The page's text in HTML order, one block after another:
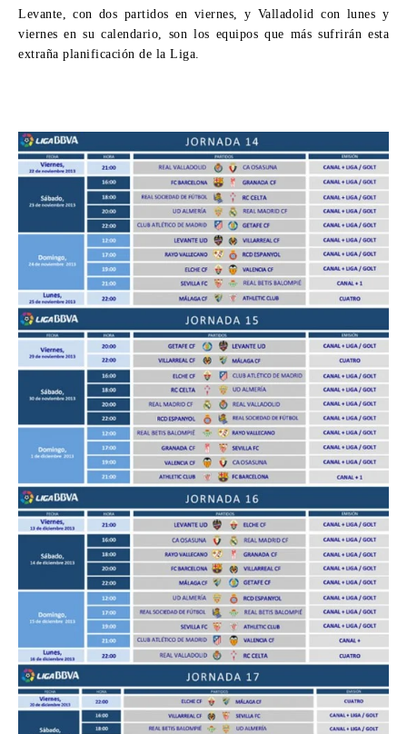
Levante, con dos partidos en viernes, y Valladolid con lunes y
viernes en su calendario, son los equipos que más sufrirán esta
extraña planificación de la Liga.